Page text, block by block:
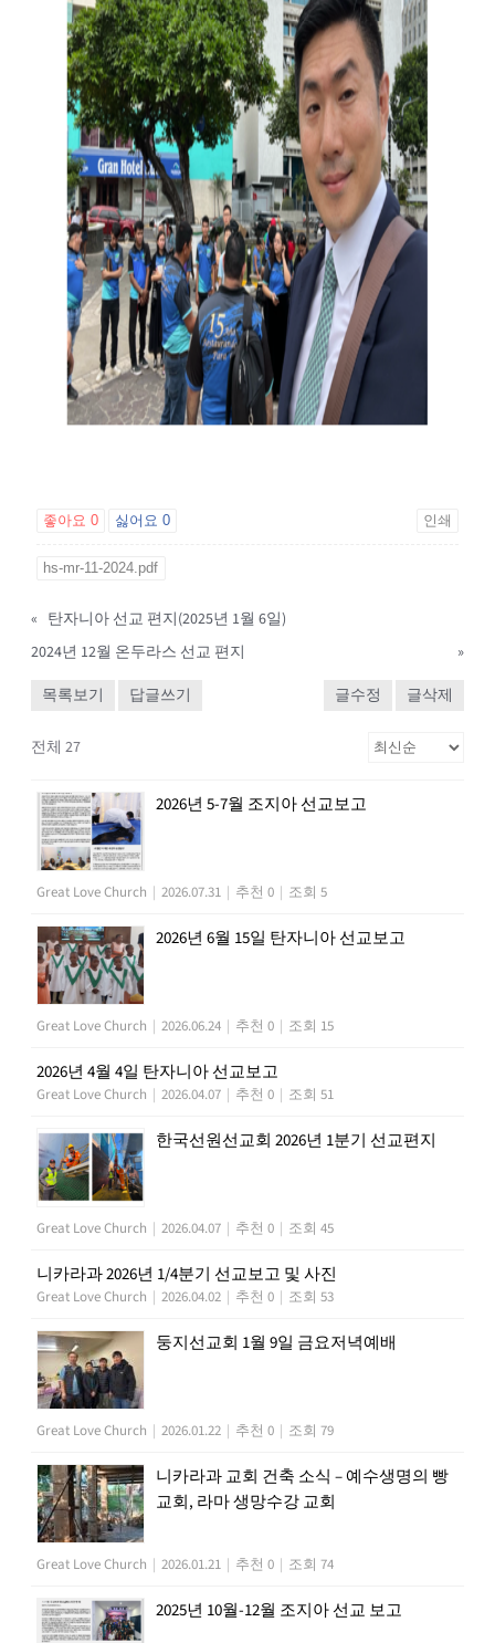
좋아요 0 싫어요 0 인쇄
hs-mr-11-2024.pdf
« 탄자니아 선교 편지(2025년 1월 6일)
2024년 12월 온두라스 선교 편지
»
목록보기
답글쓰기 글수정 글삭제
전체 27
2026년 5-7월 조지아 선교보고
Great Love Church | 2026.07.31 | 추천 0 | 조회 5
2026년 6월 15일 탄자니아 선교보고
Great Love Church | 2026.06.24 | 추천 0 | 조회 15
2026년 4월 4일 탄자니아 선교보고
Great Love Church | 2026.04.07 | 추천 0 | 조회 51
한국선원선교회 2026년 1분기 선교편지
Great Love Church | 2026.04.07 | 추천 0 | 조회 45
니카라과 2026년 1/4분기 선교보고 및 사진
Great Love Church | 2026.04.02 | 추천 0 | 조회 53
둥지선교회 1월 9일 금요저녁예배
Great Love Church | 2026.01.22 | 추천 0 | 조회 79
니카라과 교회 건축 소식 – 예수생명의 빵
교회, 라마 생망수강 교회
Great Love Church | 2026.01.21 | 추천 0 | 조회 74
2025년 10월-12월 조지아 선교 보고